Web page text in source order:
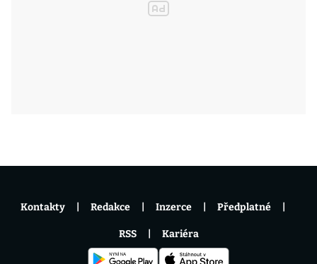
Kontakty Redakce Inzerce Předplatné
RSS Kariéra